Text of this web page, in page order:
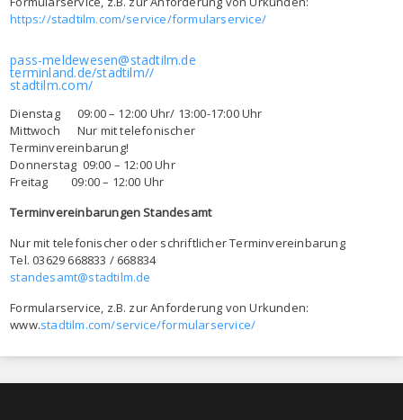
https://stadtilm.com/service/formularservice/
pass-meldewesen@stadtilm.de
terminland.de/stadtilm//
stadtilm.com/
Dienstag 09:00 – 12:00 Uhr/ 13:00-17:00 Uhr
Mittwoch Nur mit telefonischer
Terminvereinbarung!
Donnerstag 09:00 – 12:00 Uhr
Freitag 09:00 – 12:00 Uhr
Terminvereinbarungen Standesamt
Nur mit telefonischer oder schriftlicher Terminvereinbarung
Tel. 03629 668833 / 668834
standesamt@stadtilm.de
Formularservice, z.B. zur Anforderung von Urkunden:
www.stadtilm.com/service/formularservice/